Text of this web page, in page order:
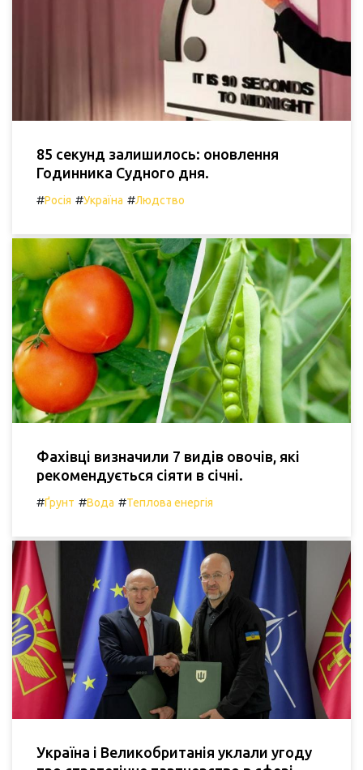
85 секунд залишилось: оновлення
Годинника Судного дня.
#Росія #Україна #Людство
Фахівці визначили 7 видів овочів, які
рекомендується сіяти в січні.
#Ґрунт #Вода #Теплова енергія
Україна і Великобританія уклали угоду